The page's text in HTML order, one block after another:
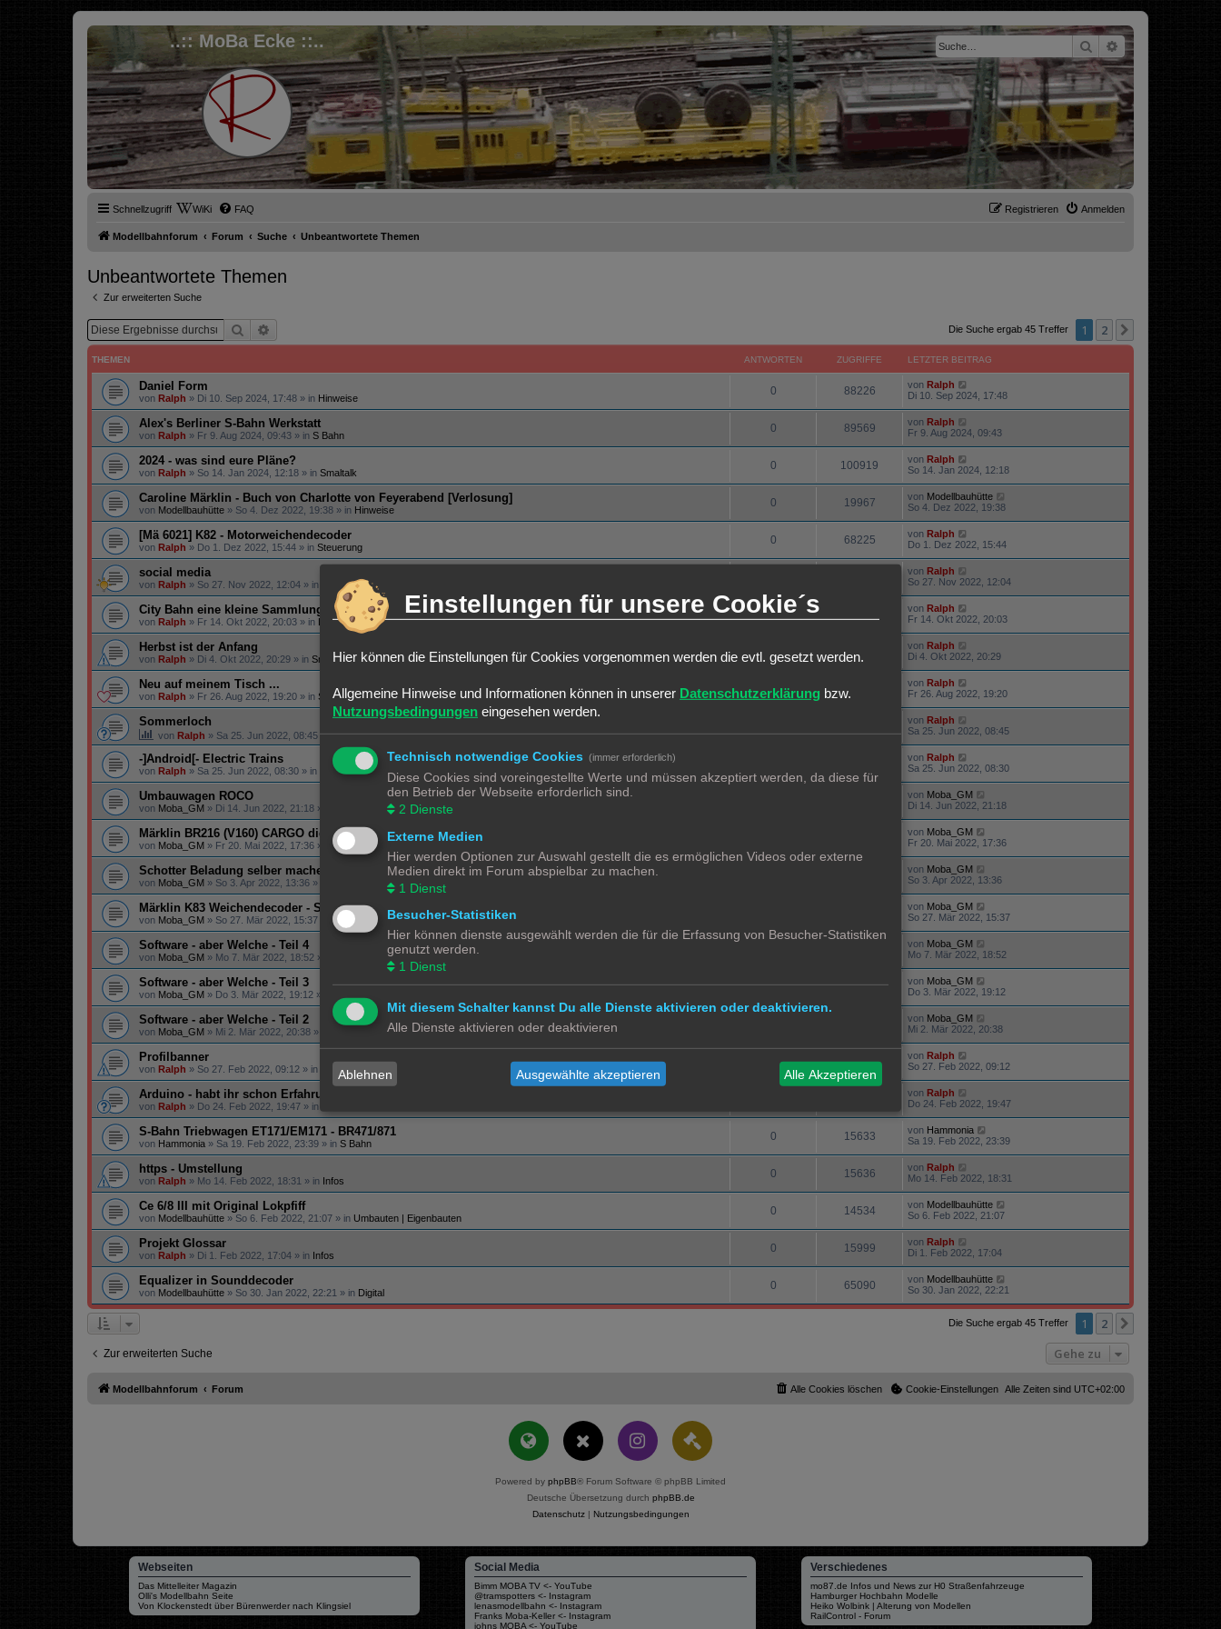
..:: MoBa Ecke ::.. SucheErweiterte Suche
Schnellzugriff WiKi FAQ Anmelden
Registrieren
Modellbahnforum Forum Suche Unbeantwortete Themen
Unbeantwortete Themen
Zur erweiterten Suche
Suche Die Suche ergab 45 Treffer 1 2
THEMEN ANTWORTEN ZUGRIFFE LETZTER BEITRAG
Daniel Form
von Ralph » Di 10. Sep 2024, 17:48 » in Hinweise
0 88226 von Ralph
Di 10. Sep 2024, 17:48
Alex's Berliner S-Bahn Werkstatt
von Ralph » Fr 9. Aug 2024, 09:43 » in S Bahn
0 89569 von Ralph
Fr 9. Aug 2024, 09:43
2024 - was sind eure Pläne?
von Ralph » So 14. Jan 2024, 12:18 » in Smaltalk
0 100919 von Ralph
So 14. Jan 2024, 12:18
Caroline Märklin - Buch von Charlotte von Feyerabend [Verlosung]
von Modellbauhütte » So 4. Dez 2022, 19:38 » in Hinweise
0 19967 von Modellbauhütte
So 4. Dez 2022, 19:38
[Mä 6021] K82 - Motorweichendecoder
von Ralph » Do 1. Dez 2022, 15:44 » in Steuerung
0 68225 von Ralph
Do 1. Dez 2022, 15:44
social media
von Ralph » So 27. Nov 2022, 12:04 » in
von Ralph
So 27. Nov 2022, 12:04
City Bahn eine kleine Sammlung....
von Ralph » Fr 14. Okt 2022, 20:03 » in Lokomotiven | Züge
0 von Ralph
Fr 14. Okt 2022, 20:03
Herbst ist der Anfang
von Ralph » Di 4. Okt 2022, 20:29 » in Smaltalk
23623 von Ralph
Di 4. Okt 2022, 20:29
Neu auf meinem Tisch ...
von Ralph » Fr 26. Aug 2022, 19:20 » in Smaltalk
0 22510 von Ralph
Fr 26. Aug 2022, 19:20
Sommerloch
von Ralph » Sa 25. Jun 2022, 08:45» inSmaltalk
von Ralph
Sa 25. Jun 2022, 08:45
-]Android[- Electric Trains
von Ralph » Sa 25. Jun 2022, 08:30 » in Spiele & Co.
von Ralph
Sa 25. Jun 2022, 08:30
Umbauwagen ROCO
von Moba_GM » Di 14. Jun 2022, 21:18 » in
von Moba_GM
Di 14. Jun 2022, 21:18
Märklin BR216 (V160) CARGO digitalisieren
von Moba_GM » Fr 20. Mai 2022, 17:36 » inLokomotiven | Züge
von Moba_GM
Fr 20. Mai 2022, 17:36
Schotter Beladung selber machen
von Moba_GM » So 3. Apr 2022, 13:36 » in Gestaltungstipps und Tricks
von Moba_GM
So 3. Apr 2022, 13:36
Märklin K83 Weichendecoder - Separate Stromeinspeisung
von Moba_GM » So 27. Mär 2022, 15:37 » in Digital
von Moba_GM
So 27. Mär 2022, 15:37
Software - aber Welche - Teil 4
von Moba_GM » Mo 7. Mär 2022, 18:52 » in
von Moba_GM
Mo 7. Mär 2022, 18:52
Software - aber Welche - Teil 3
von Moba_GM » Do 3. Mär 2022, 19:12 » in
0 15013 von Moba_GM
Do 3. Mär 2022, 19:12
Software - aber Welche - Teil 2
von Moba_GM » Mi 2. Mär 2022, 20:38 » in
von Moba_GM
Mi 2. Mär 2022, 20:38
Profilbanner
von Ralph » So 27. Feb 2022, 09:12 » in Infos
16095 von Ralph
So 27. Feb 2022, 09:12
Arduino - habt ihr schon Erfahrung gemacht?
von Ralph » Do 24. Feb 2022, 19:47 » in
von Ralph
Do 24. Feb 2022, 19:47
S-Bahn Triebwagen ET171/EM171 - BR471/871
von Hammonia » Sa 19. Feb 2022, 23:39 » in S Bahn
0 15633 von Hammonia
Sa 19. Feb 2022, 23:39
https - Umstellung
von Ralph » Mo 14. Feb 2022, 18:31 » in Infos
0 15636 von Ralph
Mo 14. Feb 2022, 18:31
Ce 6/8 III mit Original Lokpfiff
von Modellbauhütte » So 6. Feb 2022, 21:07 » in Umbauten | Eigenbauten
0 14534 von Modellbauhütte
So 6. Feb 2022, 21:07
Projekt Glossar
von Ralph » Di 1. Feb 2022, 17:04 » in Infos
0 15999 von Ralph
Di 1. Feb 2022, 17:04
Equalizer in Sounddecoder
von Modellbauhütte » So 30. Jan 2022, 22:21 » in Digital
0 65090 von Modellbauhütte
So 30. Jan 2022, 22:21
Die Suche ergab 45 Treffer 1 2
Zur erweiterten Suche Gehe zu
Modellbahnforum Forum Alle Zeiten sind UTC+02:00
Cookie-Einstellungen
Alle Cookies löschen
Powered by phpBB® Forum Software © phpBB Limited
Deutsche Übersetzung durch phpBB.de
Datenschutz| Nutzungsbedingungen
Webseiten
Das Mittelleiter Magazin
Olli's Modellbahn Seite
Von Klockenstedt über Bürenwerder nach Klingsiel
Social Media
Bimm MOBA TV <- YouTube
@tramspotters <- Instagram
lenasmodellbahn <- Instagram
Franks Moba-Keller <- Instagram
johns MOBA <- YouTube
Verschiedenes
mo87.de Infos und News zur H0 Straßenfahrzeuge
Hamburger Hochbahn Modelle
Heiko Wolbink | Alterung von Modellen
RailControl - Forum
Einstellungen für unsere Cookie´s
Hier können die Einstellungen für Cookies vorgenommen werden die evtl. gesetzt werden.
Allgemeine Hinweise und Informationen können in unserer Datenschutzerklärung bzw.
Nutzungsbedingungen eingesehen werden.
Technisch notwendige Cookies (immer erforderlich)
Diese Cookies sind voreingestellte Werte und müssen akzeptiert werden, da diese für
den Betrieb der Webseite erforderlich sind.
2 Dienste
Externe Medien
Hier werden Optionen zur Auswahl gestellt die es ermöglichen Videos oder externe
Medien direkt im Forum abspielbar zu machen.
1 Dienst
Besucher-Statistiken
Hier können dienste ausgewählt werden die für die Erfassung von Besucher-Statistiken
genutzt werden.
1 Dienst
Mit diesem Schalter kannst Du alle Dienste aktivieren oder deaktivieren.
Alle Dienste aktivieren oder deaktivieren
Ablehnen Ausgewählte akzeptieren Alle Akzeptieren